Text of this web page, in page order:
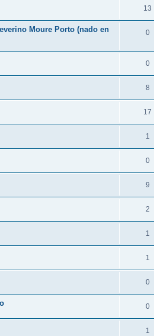
13
Moure Porto (nado en
0
0
8
17
1
0
9
2
1
1
0
0
1